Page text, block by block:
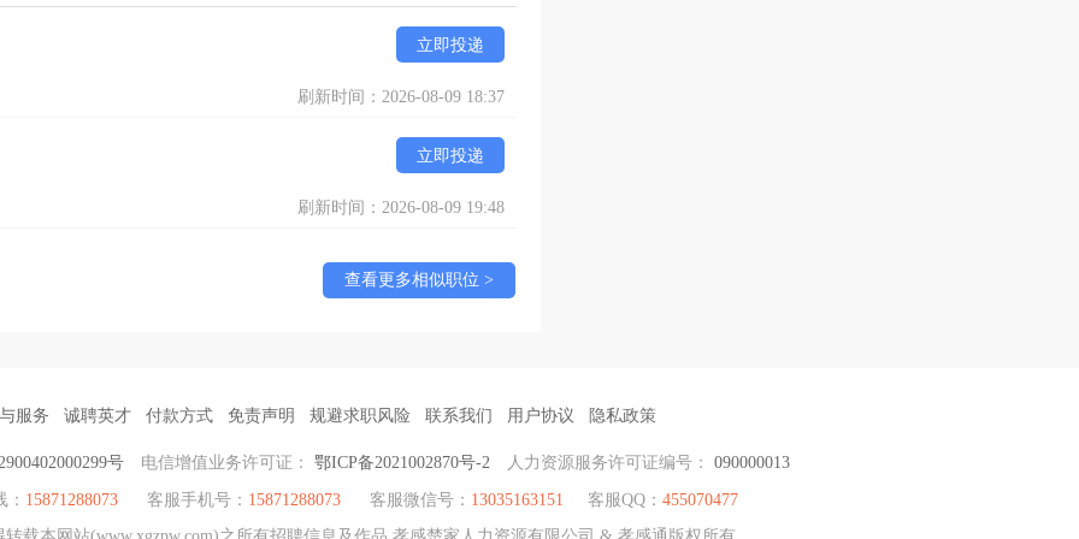
立即投递
刷新时间：2026-08-09 18:37
立即投递
刷新时间：2026-08-09 19:48
查看更多相似职位 >
服务 诚聘英才 付款方式 免责声明 规避求职风险 联系我们 用户协议 隐私政策
号 电信增值业务许可证： 鄂ICP备2021002870号-2 人力资源服务许可证编号： 090000013
15871288073 客服手机号： 15871288073 客服微信号： 13035163151 客服QQ： 455070477